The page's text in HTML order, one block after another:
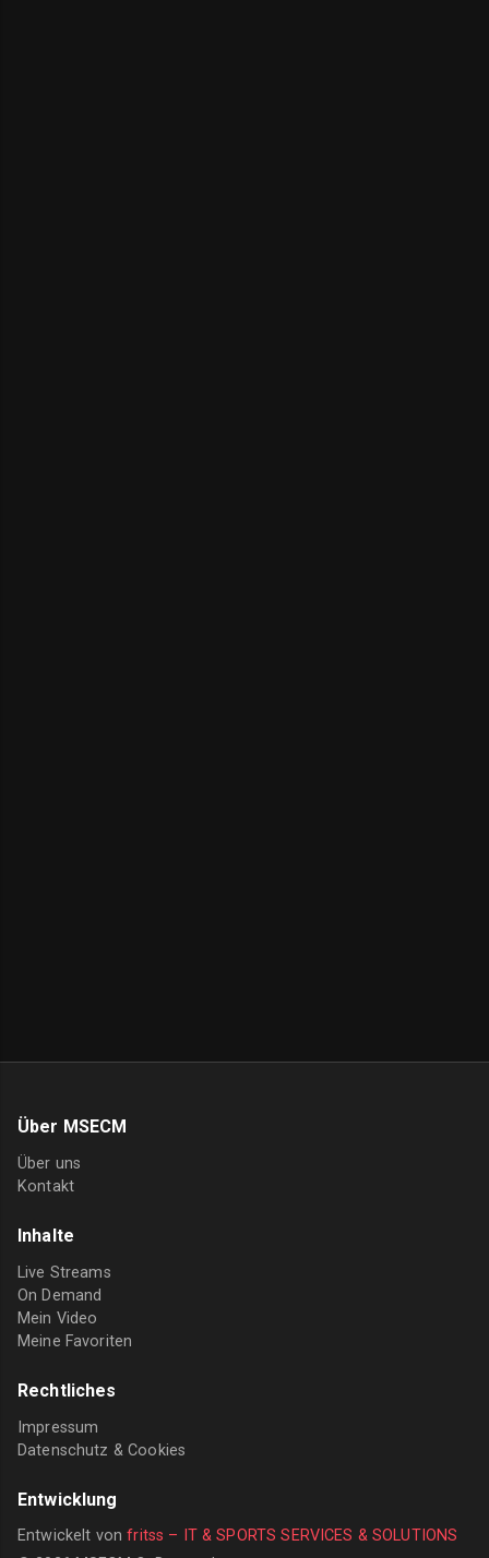
Über MSECM
Über uns
Kontakt
Inhalte
Live Streams
On Demand
Mein Video
Meine Favoriten
Rechtliches
Impressum
Datenschutz & Cookies
Entwicklung
Entwickelt vonfritss – IT & SPORTS SERVICES & SOLUTIONS